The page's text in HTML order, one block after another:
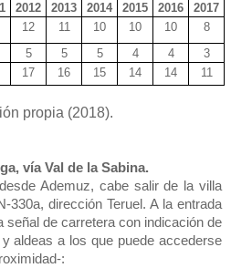
2012 2013 2014 2015 2016
2017
12 11 10 10 10
8
5 5 5 4 4
3
17 16 15 14 14 11
propia (2018).
vía Val de la Sabina.
Ademuz, cabe salir de la villa
330a, dirección Teruel. A la entrada
señal de carretera con indicación de
aldeas a los que puede accederse
: